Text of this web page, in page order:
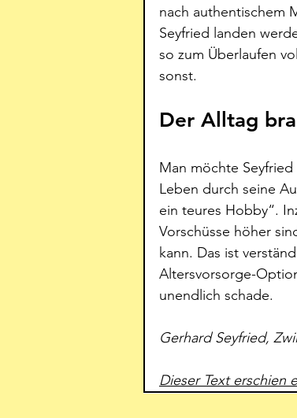
nach authentischem
Seyfried landen
so zum Überlaufen
sonst.
Der Alltag
Man möchte
Leben durch seine
ein teures Hobby“.
Vorschüsse höher
kann. Das ist
Altersvorsorge-
unendlich schade.
Gerhard Seyfried,
Dieser Text erschien